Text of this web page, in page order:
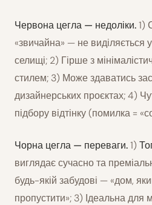
Червона цегла — недоліки.1)
«звичайна» — не
селищі; 2) Гірше з
стилем; 3) Може здаватись
дизайнерських проєктах; 4)
підбору відтінку (помилка =
Чорна цегла — переваги.1)
виглядає сучасно та
будь-якій забудові — «дом,
пропустити»; 3) Ідеальна для